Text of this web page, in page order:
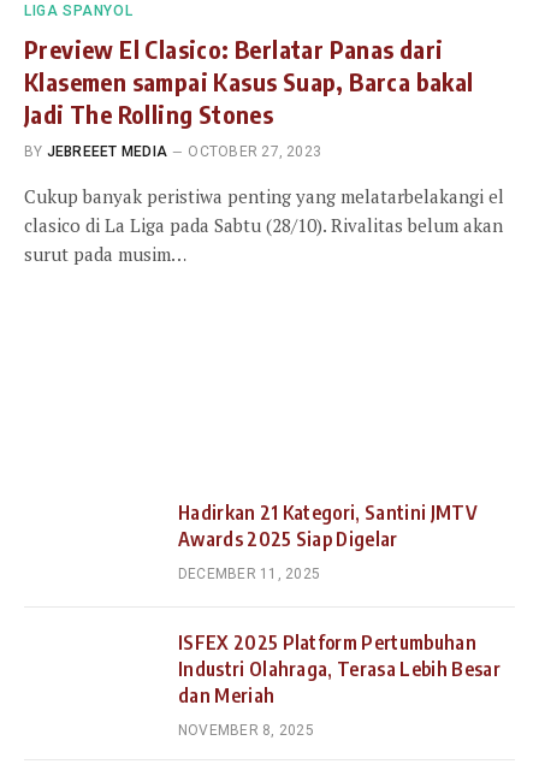
LIGA SPANYOL
Preview El Clasico: Berlatar Panas dari
Klasemen sampai Kasus Suap, Barca bakal
Jadi The Rolling Stones
BY JEBREEET MEDIA OCTOBER 27, 2023
Cukup banyak peristiwa penting yang melatarbelakangi el
clasico di La Liga pada Sabtu (28/10). Rivalitas belum akan
surut pada musim…
Hadirkan 21 Kategori, Santini JMTV
Awards 2025 Siap Digelar
DECEMBER 11, 2025
ISFEX 2025 Platform Pertumbuhan
Industri Olahraga, Terasa Lebih Besar
dan Meriah
NOVEMBER 8, 2025